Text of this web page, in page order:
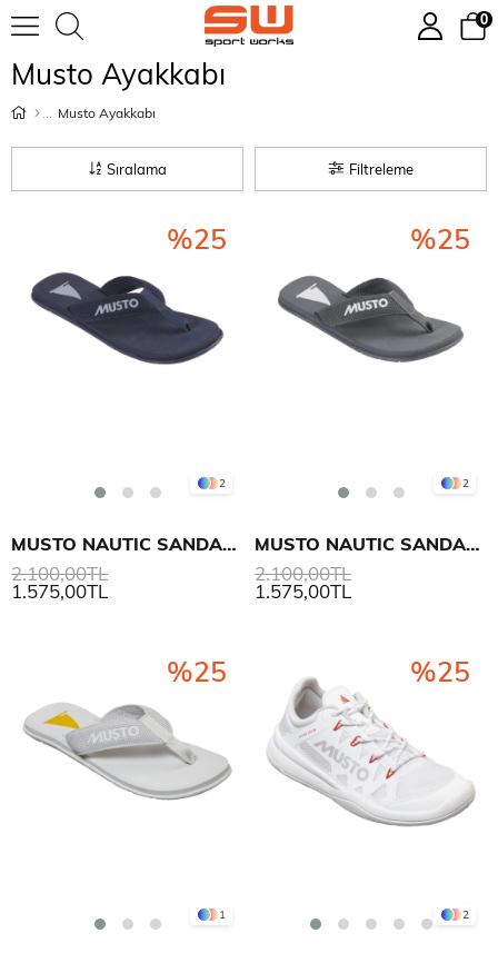
0
Musto Ayakkabı
Musto Ayakkabı
Filtreleme
Sıralama
2
MUSTO NAUTIC SANDAL 2
1.575,00TL
2.100,00TL
%25
2
MUSTO NAUTIC SANDAL 2
1.575,00TL
2.100,00TL
%25
1
%25
2
%25